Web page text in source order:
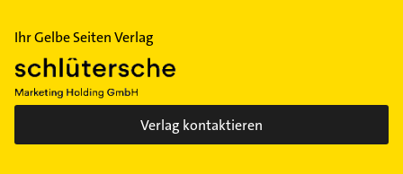
Ihr Gelbe Seiten Verlag
Verlag kontaktieren